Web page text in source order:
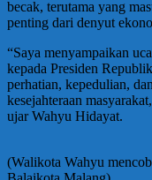
becak, terutama yang
penting dari denyut
“Saya menyampaikan
kepada Presiden
perhatian, kepedulian,
kesejahteraan
ujar Wahyu Hidayat.
(Walikota Wahyu